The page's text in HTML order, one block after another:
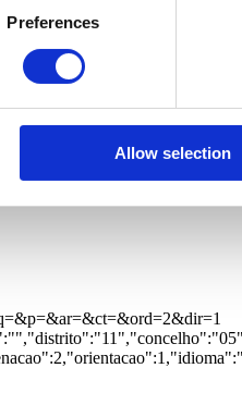
Preferences
Allow selection